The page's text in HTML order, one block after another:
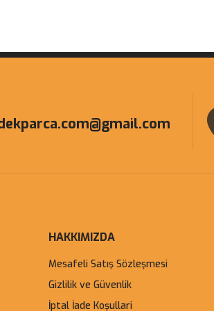
HAKKIMIZDA
Mesafeli Satış Sözleşmesi
Gizlilik ve Güvenlik
İptal İade Koşullari